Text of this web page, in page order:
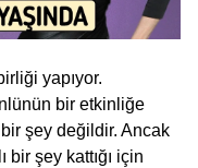
yapıyor.
bir etkinliğe
şey değildir. Ancak
bir şey kattığı için